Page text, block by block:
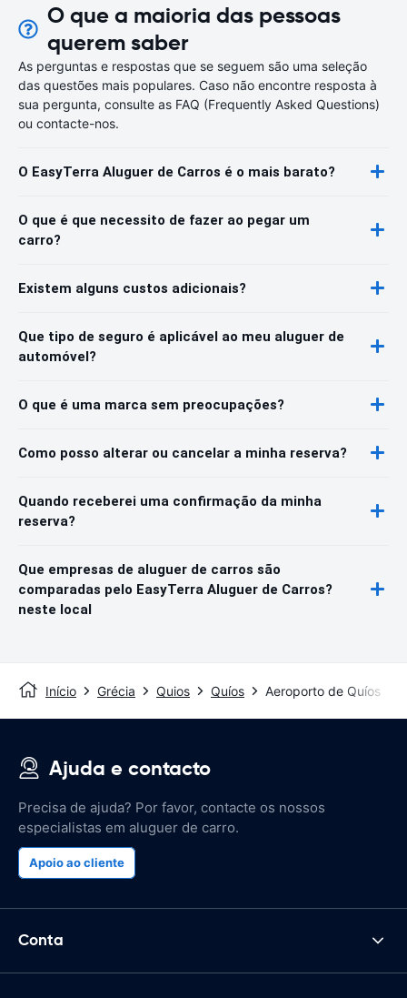
O que a maioria das pessoas
querem saber
As perguntas e respostas que se seguem são uma seleção
das questões mais populares. Caso não encontre resposta à
sua pergunta, consulte as FAQ (Frequently Asked Questions)
ou contacte-nos.
O EasyTerra Aluguer de Carros é o mais barato?
O que é que necessito de fazer ao pegar um
carro?
Existem alguns custos adicionais?
Que tipo de seguro é aplicável ao meu aluguer de
automóvel?
O que é uma marca sem preocupações?
Como posso alterar ou cancelar a minha reserva?
Quando receberei uma confirmação da minha
reserva?
Que empresas de aluguer de carros são
comparadas pelo EasyTerra Aluguer de Carros?
neste local
Início Grécia Quios Quíos Aeroporto de Quíos
Ajuda e contacto
Precisa de ajuda? Por favor, contacte os nossos
especialistas em aluguer de carro.
Apoio ao cliente
Conta